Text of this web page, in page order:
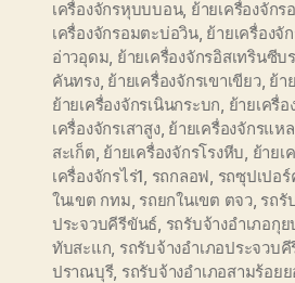
เครื่องจักรหุบบบอน, ย้ายเครื่องจัก
เครื่องจักรอมตะบ่อวิน, ย้ายเครื่องจั
อ่าวอุดม ย้ายเครื่องจักรอิสเทรินซีบ
คันทรง, ย้ายเครื่องจักรเขาเขียว, ย้า
ย้ายเครื่องจักรเนินกระบก ย้ายเครื่
เครื่องจักรเสาสูง, ย้ายเครื่องจักรแห
สะเก็ต ย้ายเครื่องจักรโรงหีบ ย้ายเ
เครื่องจักรไร่1 รถกลอฟ รถซุปเปอร์
ในเขต กทม รถยกในเขต ตจว, รถรั
ประจวบคีรีขันธ์ รถรับจ้างอำเภอกุย
ทับสะแก รถรับจ้างอำเภอประจวบ
ปราณบุรี, รถรับจ้างอำเภอสามร้อย